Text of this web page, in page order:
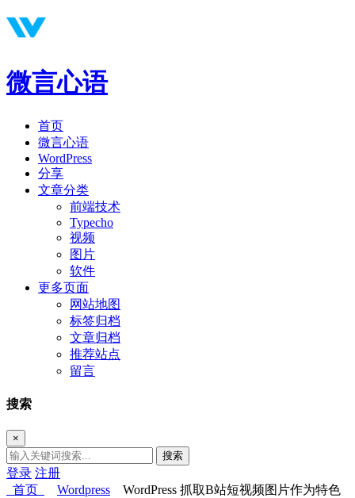
微言心语
首页
微言心语
WordPress
分享
文章分类
前端技术
Typecho
视频
图片
软件
更多页面
网站地图
标签归档
文章归档
推荐站点
留言
搜索
×
搜索
登录 注册
首页
Wordpress
WordPress 抓取B站短视频图片作为特色